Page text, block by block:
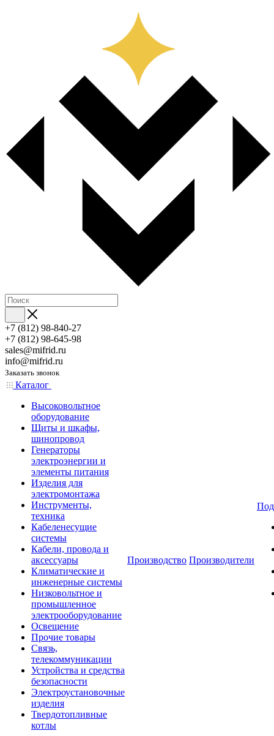
+7 (812) 98-840-27
+7 (812) 98-645-98
sales@mifrid.ru
info@mifrid.ru
Заказать звонок
Каталог
Высоковольтное
оборудование
Щиты и шкафы,
шинопровод
Генераторы
электроэнергии и
элементы питания
Изделия для
электромонтажа
Инструменты,
техника
Кабеленесущие
системы
Кабели, провода и
аксессуары
Климатические и
инженерные системы
Низковольтное и
промышленное
электрооборудование
Освещение
Прочие товары
Связь,
телекоммуникации
Устройства и средства
безопасности
Электроустановочные
изделия
Твердотопливные
котлы
Производство Производители